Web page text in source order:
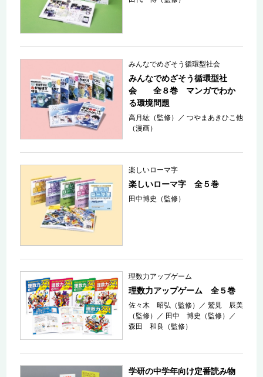
みんなでめざそう循環型社会
みんなでめざそう循環型社
会 全８巻 マンガでわか
る環境問題
高月紘（監修） ／つやまあきひこ他
（漫画）
楽しいローマ字
楽しいローマ字 全５巻
田中博史（監修）
理数力アップゲーム
理数力アップゲーム 全５巻
佐々木 昭弘（監修） ／鷲見 辰美
（監修）
／ 田中 博史（監修）
／
森田 和良（監修）
学研の中学年向け定番読み物